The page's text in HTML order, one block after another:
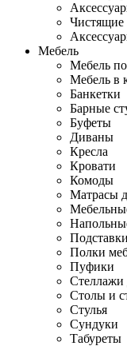
Чистящие
Мебель
Мебель
Мебель в
Банкетки
Барные
Буфеты
Диваны
Кресла
Кровати
Комоды
Матрасы
Полки
Пуфики
Стеллажи
Столы и
Стулья
Сундуки
Табуреты